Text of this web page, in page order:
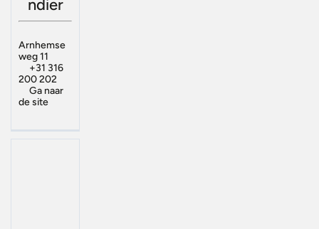
ndier
Arnhemse
weg 11
+31 316
200 202
Ga naar
de site